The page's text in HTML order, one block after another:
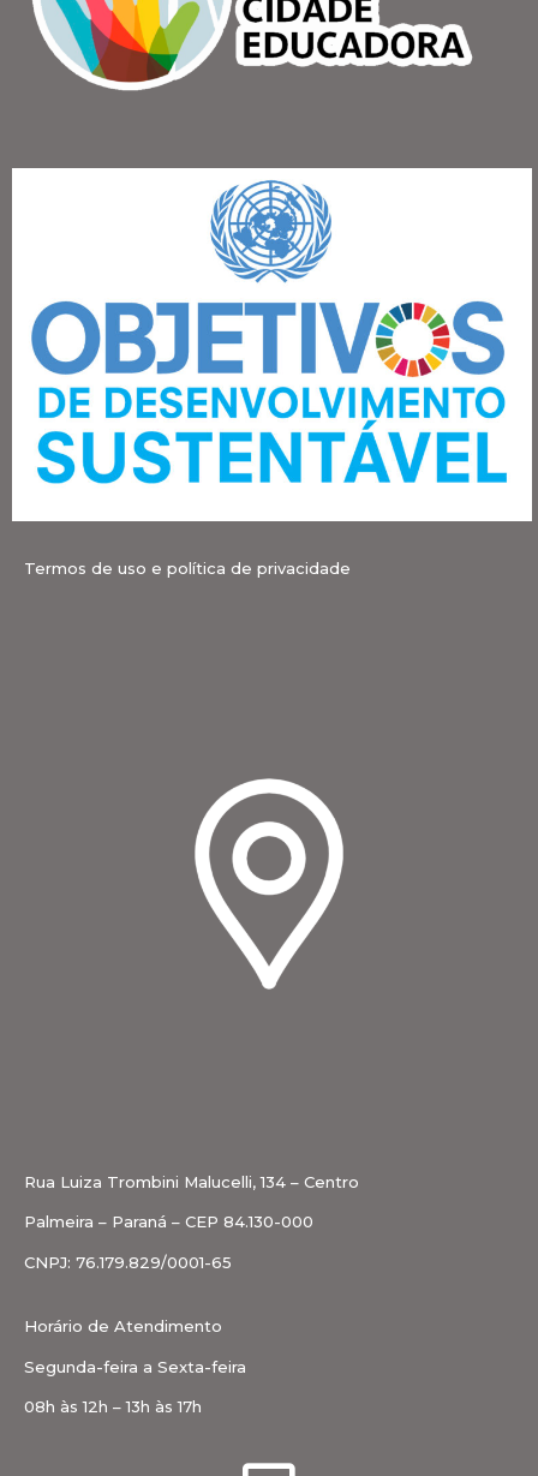
Termos de uso e política de privacidade
Rua Luiza Trombini Malucelli, 134 – Centro
Palmeira – Paraná – CEP 84.130-000
CNPJ: 76.179.829/0001-65
Horário de Atendimento
Segunda-feira a Sexta-feira
08h às 12h – 13h às 17h